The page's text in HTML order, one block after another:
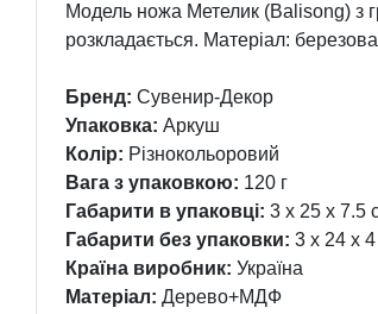
Модель ножа Метелик (Balisong) з
розкладається. Матеріал:
Бренд: Сувенир-Декор
Упаковка: Аркуш
Колір: Різнокольоровий
Вага з упаковкою: 120 г
Габарити в упаковці: 3 x 25 x 7.5
Габарити без упаковки: 3 x 24 x
Країна виробник: Україна
Матеріал: Дерево+МДФ